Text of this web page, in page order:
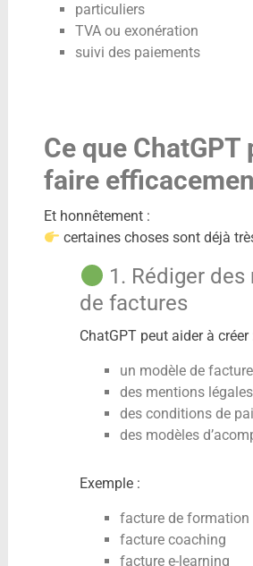
particuliers
TVA ou exonération
suivi des paiements
Ce que ChatGPT
faire
Et honnêtement :
certaines choses sont déjà
1. Rédiger
de factures
ChatGPT peut aider à créer
un modèle de facture
des mentions légales
des conditions de
des modèles
Exemple :
facture de
facture coaching
facture e-learning